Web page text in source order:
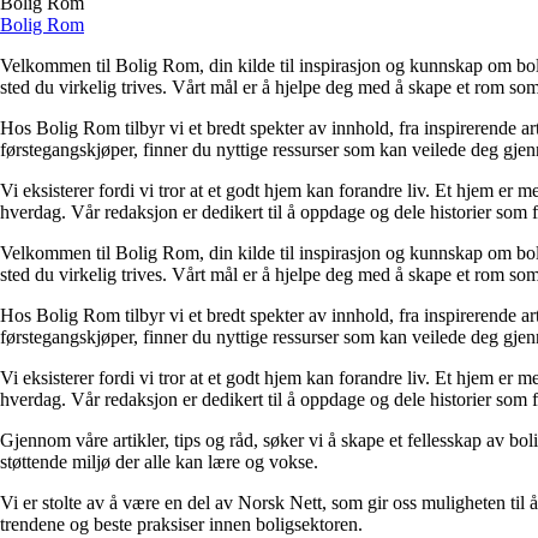
Bolig Rom
Velkommen til Bolig Rom, din kilde til inspirasjon og kunnskap om
sted du virkelig trives. Vårt mål er å hjelpe deg med å skape et rom
Hos Bolig Rom tilbyr vi et bredt spekter av innhold, fra inspirerende
førstegangskjøper, finner du nyttige ressurser som kan veilede deg
Vi eksisterer fordi vi tror at et godt hjem kan forandre liv. Et hjem er
hverdag. Vår redaksjon er dedikert til å oppdage og dele historier
Velkommen til Bolig Rom, din kilde til inspirasjon og kunnskap om
sted du virkelig trives. Vårt mål er å hjelpe deg med å skape et rom
Hos Bolig Rom tilbyr vi et bredt spekter av innhold, fra inspirerende
førstegangskjøper, finner du nyttige ressurser som kan veilede deg
Vi eksisterer fordi vi tror at et godt hjem kan forandre liv. Et hjem er
hverdag. Vår redaksjon er dedikert til å oppdage og dele historier
Gjennom våre artikler, tips og råd, søker vi å skape et fellesskap av
støttende miljø der alle kan lære og vokse.
Vi er stolte av å være en del av Norsk Nett, som gir oss muligheten til
trendene og beste praksiser innen boligsektoren.